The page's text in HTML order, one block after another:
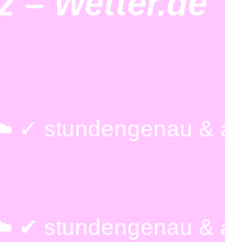
✓ stundengenau &
✔ stundengenau &